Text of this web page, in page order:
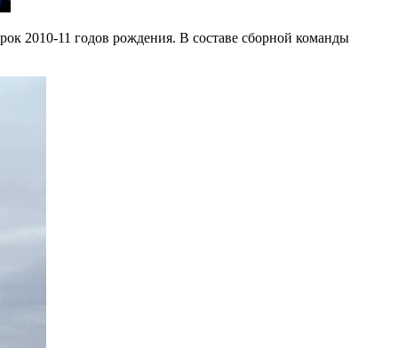
2010-11 годов рождения. В составе сборной команды